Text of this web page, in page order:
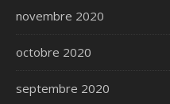
novembre 2020
octobre 2020
septembre 2020